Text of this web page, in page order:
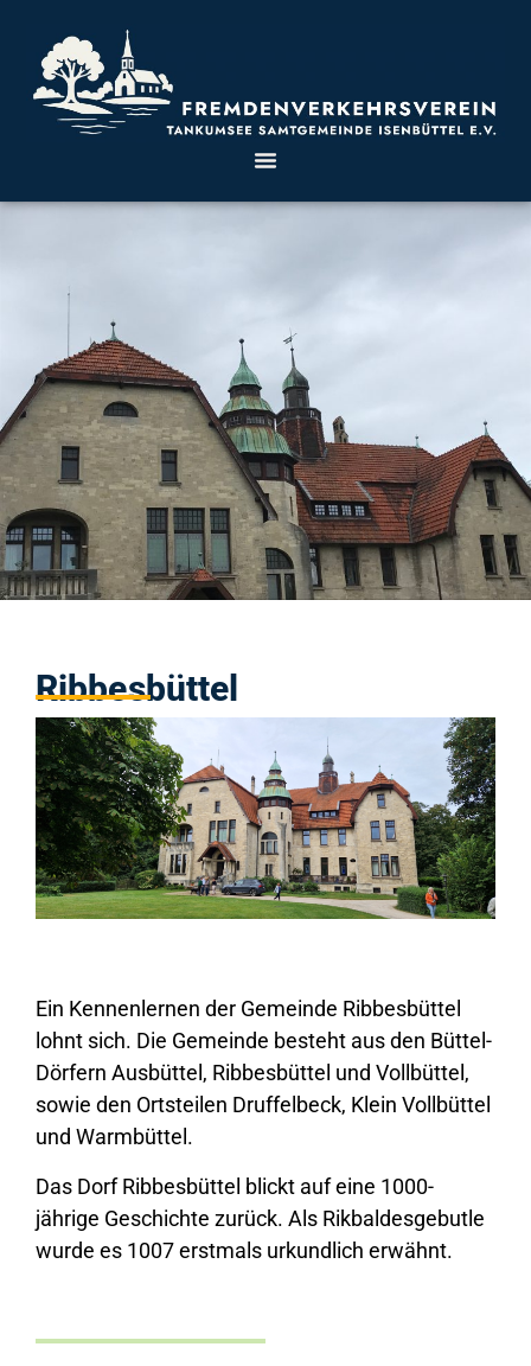
Ribbesbüttel
Ein Kennenlernen der Gemeinde Ribbesbüttel
lohnt sich. Die Gemeinde besteht aus den Büttel-
Dörfern Ausbüttel, Ribbesbüttel und Vollbüttel,
sowie den Ortsteilen Druffelbeck, Klein Vollbüttel
und Warmbüttel.
Das Dorf Ribbesbüttel blickt auf eine 1000-
jährige Geschichte zurück. Als Rikbaldesgebutle
wurde es 1007 erstmals urkundlich erwähnt.